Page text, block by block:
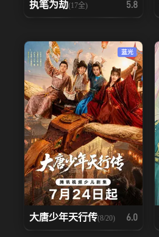
执笔为劫(17全) 5.8
蓝光
大唐少年天行传(8/20) 6.0